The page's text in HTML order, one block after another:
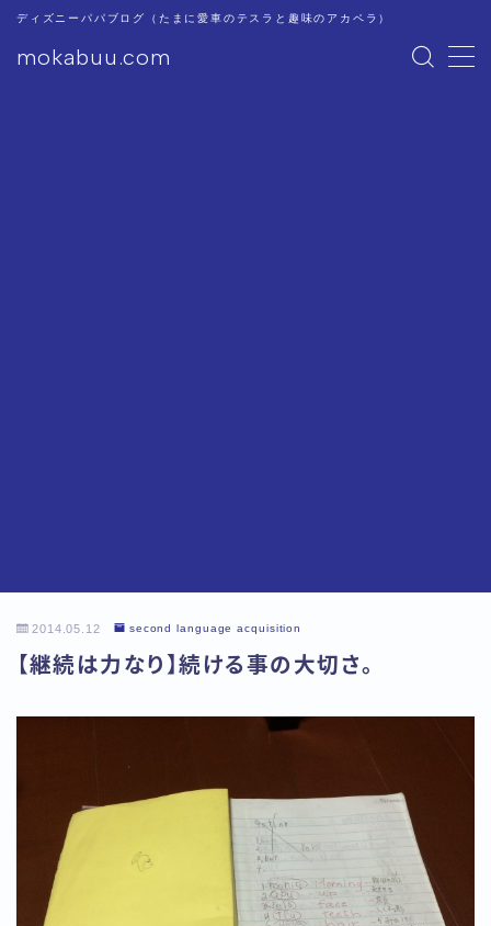
mokabuu.com
ディズニーパパブログ（たまに愛車のテスラと趣味のアカペラ）
2014.05.12 second language acquisition
【継続は力なり】続ける事の大切さ。